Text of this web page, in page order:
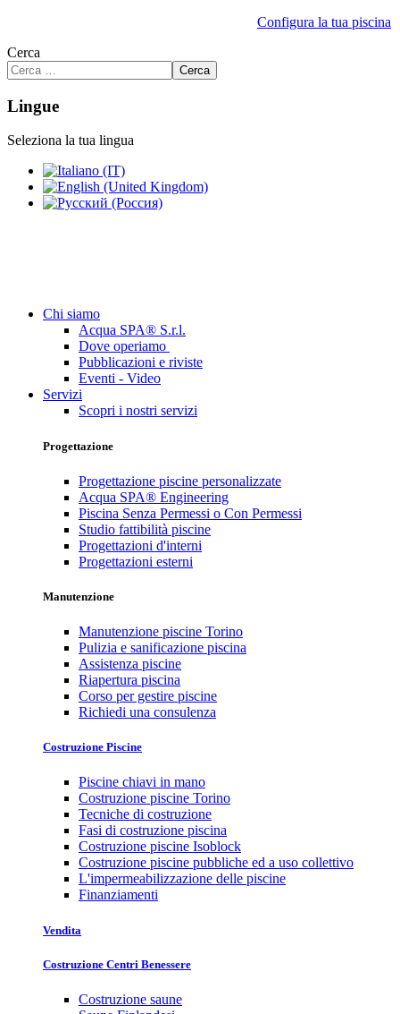
Configura la tua piscina
Cerca
Cerca
Lingue
Seleziona la tua lingua
Chi siamo
Acqua SPA® S.r.l.
Dove operiamo
Pubblicazioni e riviste
Eventi - Video
Servizi
Scopri i nostri servizi
Progettazione
Progettazione piscine personalizzate
Acqua SPA® Engineering
Piscina Senza Permessi o Con Permessi
Studio fattibilità piscine
Progettazioni d'interni
Progettazioni esterni
Manutenzione
Manutenzione piscine Torino
Pulizia e sanificazione piscina
Assistenza piscine
Riapertura piscina
Corso per gestire piscine
Richiedi una consulenza
Costruzione Piscine
Piscine chiavi in mano
Costruzione piscine Torino
Tecniche di costruzione
Fasi di costruzione piscina
Costruzione piscine Isoblock
Costruzione piscine pubbliche ed a uso collettivo
L'impermeabilizzazione delle piscine
Finanziamenti
Vendita
Costruzione Centri Benessere
Costruzione saune